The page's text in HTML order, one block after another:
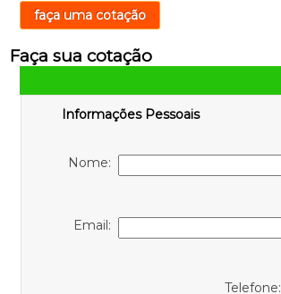
faça uma cotação
Faça sua cotação
Informações Pessoais
Nome:
Email:
Telefone: